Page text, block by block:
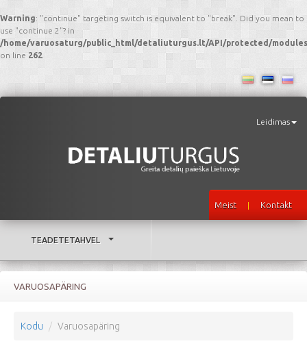
Warning: "continue" targeting switch is equivalent to "break". Did you mean to
use "continue 2"? in
/home/varuosaturg/public_html/detaliuturgus.lt/API/protected/
on line 262
Leidimas
Meist | Kontakt
TEADETETAHVEL
VARUOSAPÄRING
Kodu Varuosapäring